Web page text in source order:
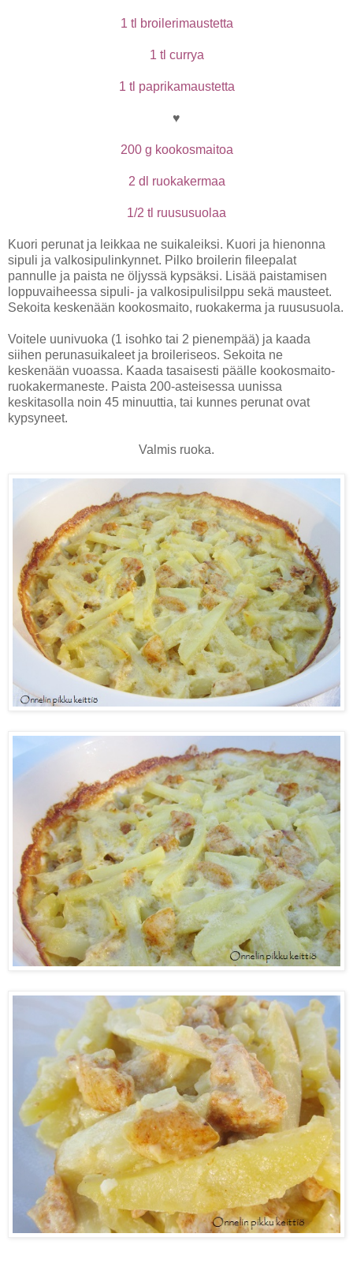
1 tl broilerimaustetta
1 tl currya
1 tl paprikamaustetta
♥
200 g kookosmaitoa
2 dl ruokakermaa
1/2 tl ruususuolaa
Kuori perunat ja leikkaa ne suikaleiksi. Kuori ja hienonna
sipuli ja valkosipulinkynnet. Pilko broilerin fileepalat
pannulle ja paista ne öljyssä kypsäksi. Lisää paistamisen
loppuvaiheessa sipuli- ja valkosipulisilppu sekä mausteet.
Sekoita keskenään kookosmaito, ruokakerma ja ruususuola.
Voitele uunivuoka (1 isohko tai 2 pienempää) ja kaada
siihen perunasuikaleet ja broileriseos. Sekoita ne
keskenään vuoassa. Kaada tasaisesti päälle kookosmaito-
ruokakermaneste. Paista 200-asteisessa uunissa
keskitasolla noin 45 minuuttia, tai kunnes perunat ovat
kypsyneet.
Valmis ruoka.